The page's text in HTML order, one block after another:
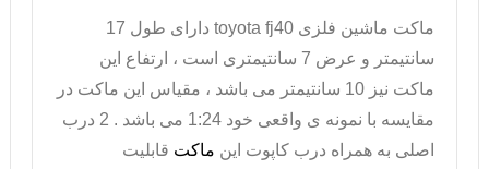
ماکت ماشین فلزی toyota fj40
دارای طول 17
سانتیمتر و عرض 7 سانتیمتری است ، ارتفاع این
ماکت نیز 10 سانتیمتر می باشد ، مقیاس این ماکت در
مقایسه با نمونه ی واقعی خود 1:24 می باشد . 2 درب
اصلی به همراه درب کاپوت این ماکت قابلیت